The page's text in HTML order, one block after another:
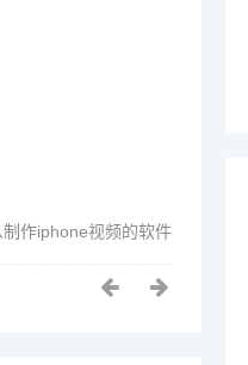
制作iphone视频的软件